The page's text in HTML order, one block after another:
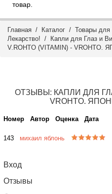
товар.
Главная / Каталог / Товары для
Лекарство! / Капли для Глаз и
V.ROHTO (VITAMIN) -
ОТЗЫВЫ: КАПЛИ ДЛЯ
VROHTO.
Номер Автор Оценка Дата
143 михаил яблонь
Вход
Отзывы